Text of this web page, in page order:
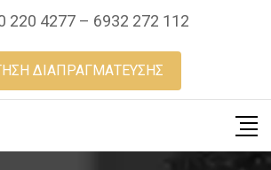
220 4277 – 6932 272 112
ΔΙΑΠΡΑΓΜΑΤΕΥΣΗΣ